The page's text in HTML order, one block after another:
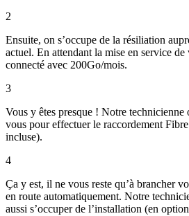
2
Ensuite, on s’occupe de la résiliation
actuel. En attendant la mise en service
connecté avec 200Go/mois.
3
Vous y êtes presque ! Notre
vous pour effectuer le raccordement
incluse).
4
Ça y est, il ne vous reste qu’à brancher
en route automatiquement. Notre
aussi s’occuper de l’installation (en